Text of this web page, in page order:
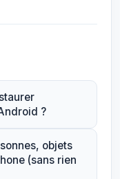
?
objets
(sans rien